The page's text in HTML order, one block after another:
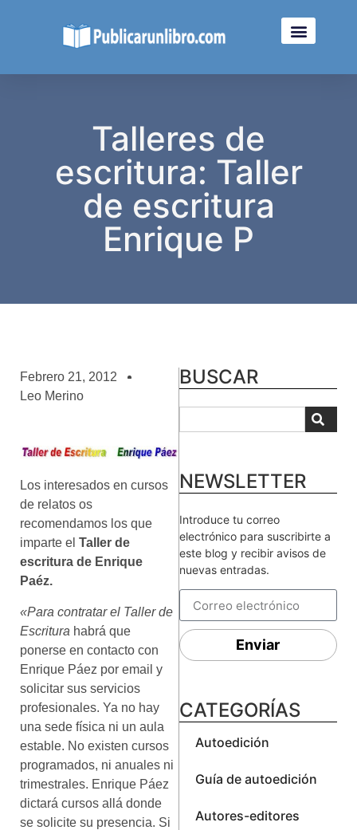
Talleres de
escritura: Taller
de escritura
Enrique P
Febrero 21, 2012
Leo Merino
Los interesados en cursos
de relatos os
recomendamos los que
imparte el Taller de
escritura de Enrique
Paéz.
«Para contratar el Taller de
Escritura habrá que
ponerse en contacto con
Enrique Páez por email y
solicitar sus servicios
profesionales. Ya no hay
una sede física ni un aula
estable. No existen cursos
programados, ni anuales ni
trimestrales. Enrique Páez
dictará cursos allá donde
se solicite su presencia. Si
BUSCAR
NEWSLETTER
Introduce tu correo
electrónico para suscribirte a
este blog y recibir avisos de
nuevas entradas.
Enviar
CATEGORÍAS
Autoedición
Guía de autoedición
Autores-editores